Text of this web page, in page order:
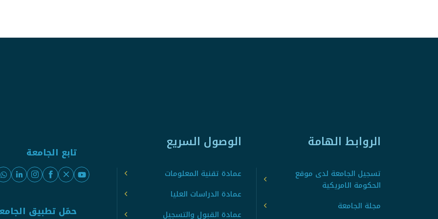
الروابط الهامة
تسجيل الجامعة لدى موقع
الحكومة الامريكية
مجلة الجامعة
الوصول السريع
عمادة تقنية المعلومات
عمادة الدراسات العليا
عمادة القبول والتسجيل
تابع الجامعة
حمّل تطبيق